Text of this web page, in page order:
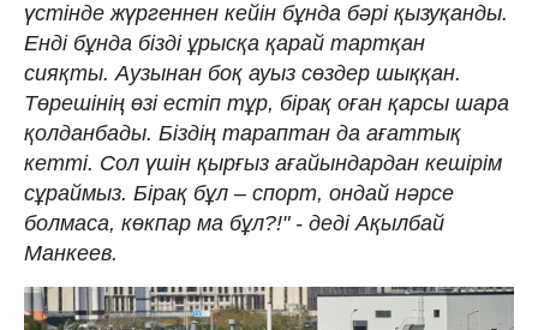
үстінде жүргеннен кейін бұнда бәрі қызуқанды.
Енді бұнда бізді ұрысқа қарай тартқан
сияқты. Аузынан боқ ауыз сөздер шыққан.
Төрешінің өзі естіп тұр, бірақ оған қарсы шара
қолданбады. Біздің тараптан да ағаттық
кетті. Сол үшін қырғыз ағайындардан кешірім
сұраймыз. Бірақ бұл – спорт, ондай нәрсе
болмаса, көкпар ма бұл?!" - деді Ақылбай
Манкеев.